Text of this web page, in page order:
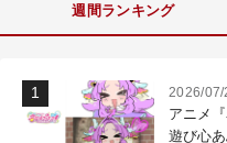
週間ランキング
2026/07/
アニメ
遊び心